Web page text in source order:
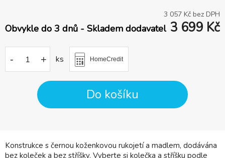
Konstrukce s černou koženkovou rukojetí a madlem, dodávána
bez koleček a bez stříšky. Vyberte si kolečka a stříšku podle
3 057 Kč bez DPH
Obvykle do 3 dnů - Skladem dodavatel 3 699 Kč
- + ks HomeCredit
Do košíku